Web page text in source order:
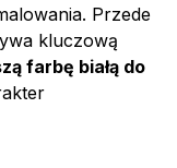
Przede
kluczową
farbę białą do